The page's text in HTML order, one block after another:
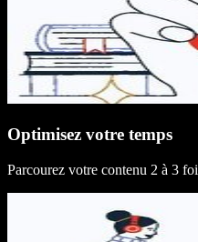
Optimisez votre temps
Parcourez votre contenu 2 à 3